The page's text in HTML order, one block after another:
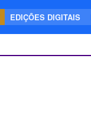
EDIÇÕES DIGITAIS